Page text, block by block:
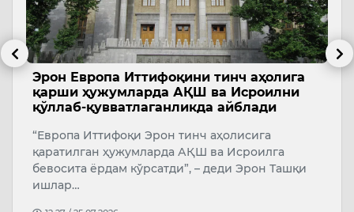
Эрон Европа Иттифоқини тинч аҳолига
қарши ҳужумларда АҚШ ва Исроилни
қўллаб-қувватлаганликда айблади
“Европа Иттифоқи Эрон тинч аҳолисига
қаратилган ҳужумларда АҚШ ва Исроилга
бевосита ёрдам кўрсатди”, – деди Эрон Ташқи
ишлар…